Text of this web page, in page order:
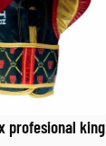
profesional king